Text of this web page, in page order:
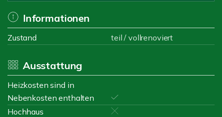
Informationen
Zustand teil / vollrenoviert
Ausstattung
Heizkosten sind in
Nebenkosten enthalten
Hochhaus